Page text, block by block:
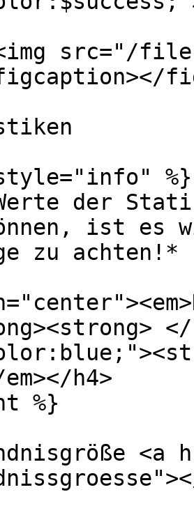
src="/
%}
der
ist es
zu achten!*
h4>
%}
<a